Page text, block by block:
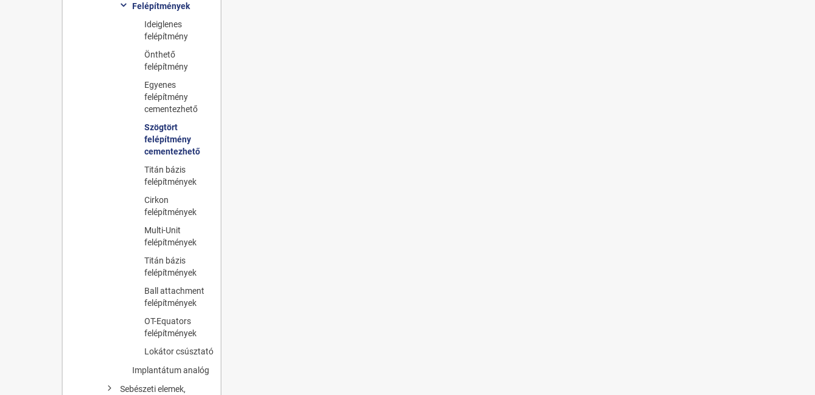
Felépítmények
Ideiglenes
felépítmény
Önthető
felépítmény
Egyenes
felépítmény
cementezhető
Szögtört
felépítmény
cementezhető
Titán bázis
felépítmények
Cirkon
felépítmények
Multi-Unit
felépítmények
Titán bázis
felépítmények
Ball attachment
felépítmények
OT-Equators
felépítmények
Lokátor csúsztató
Implantátum analóg
Sebészeti elemek,